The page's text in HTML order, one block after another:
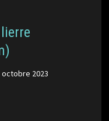
octobre 2023